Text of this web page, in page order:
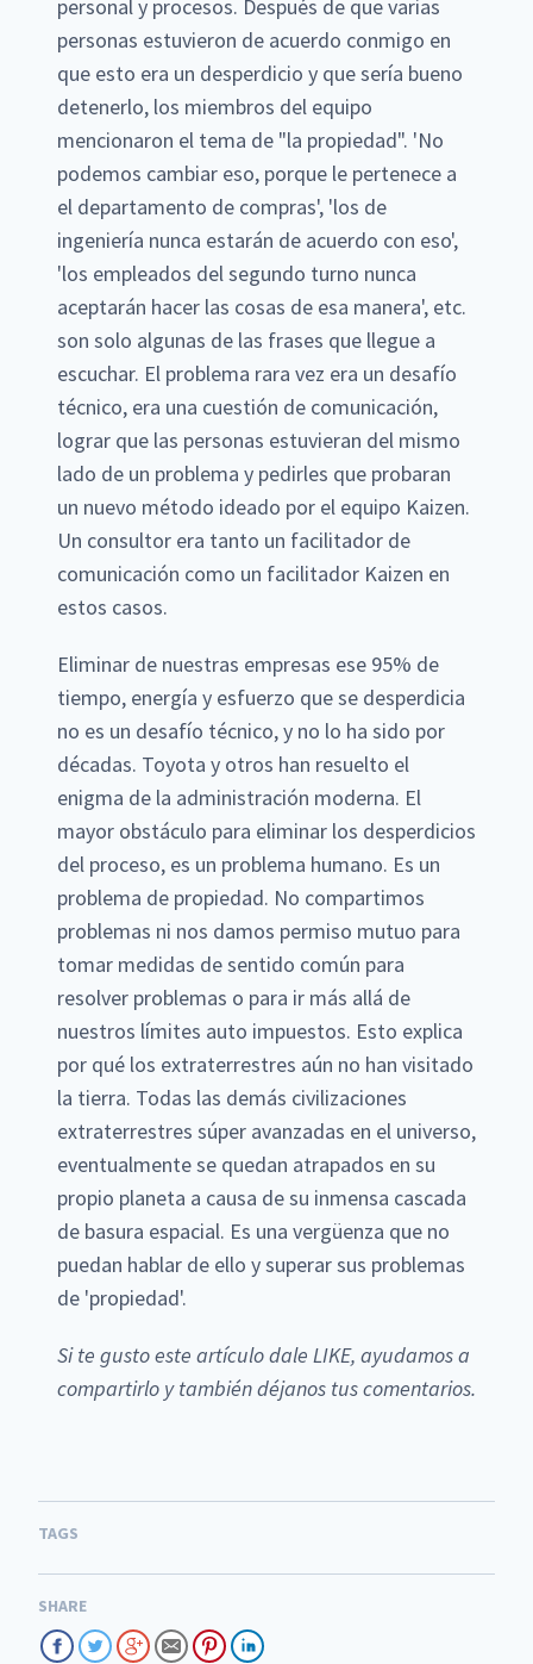
personal y procesos. Después de que varias
personas estuvieron de acuerdo conmigo en
que esto era un desperdicio y que sería bueno
detenerlo, los miembros del equipo
mencionaron el tema de "la propiedad". 'No
podemos cambiar eso, porque le pertenece a
el departamento de compras', 'los de
ingeniería nunca estarán de acuerdo con eso',
'los empleados del segundo turno nunca
aceptarán hacer las cosas de esa manera', etc.
son solo algunas de las frases que llegue a
escuchar. El problema rara vez era un desafío
técnico, era una cuestión de comunicación,
lograr que las personas estuvieran del mismo
lado de un problema y pedirles que probaran
un nuevo método ideado por el equipo Kaizen.
Un consultor era tanto un facilitador de
comunicación como un facilitador Kaizen en
estos casos.
Eliminar de nuestras empresas ese 95% de
tiempo, energía y esfuerzo que se desperdicia
no es un desafío técnico, y no lo ha sido por
décadas. Toyota y otros han resuelto el
enigma de la administración moderna. El
mayor obstáculo para eliminar los desperdicios
del proceso, es un problema humano. Es un
problema de propiedad. No compartimos
problemas ni nos damos permiso mutuo para
tomar medidas de sentido común para
resolver problemas o para ir más allá de
nuestros límites auto impuestos. Esto explica
por qué los extraterrestres aún no han visitado
la tierra. Todas las demás civilizaciones
extraterrestres súper avanzadas en el universo,
eventualmente se quedan atrapados en su
propio planeta a causa de su inmensa cascada
de basura espacial. Es una vergüenza que no
puedan hablar de ello y superar sus problemas
de 'propiedad'.
Si te gusto este artículo dale LIKE, ayudamos a
compartirlo y también déjanos tus comentarios.
TAGS
SHARE